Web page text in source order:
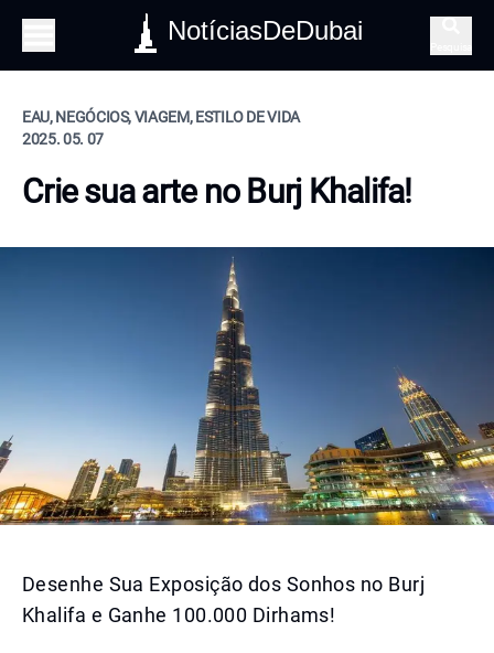
NotíciasDeDubai
EAU, NEGÓCIOS, VIAGEM, ESTILO DE VIDA
2025. 05. 07
Crie sua arte no Burj Khalifa!
Desenhe Sua Exposição dos Sonhos no Burj
Khalifa e Ganhe 100.000 Dirhams!